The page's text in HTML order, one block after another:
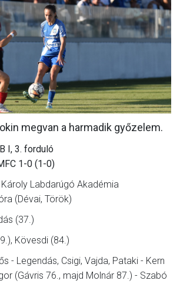
HÍREK
CSAPAT
MÉRKŐZÉSEK
JELENTKEZÉS
KLUB
GALÉRIA
ÉLMÉNYEK
SAJTÓ
megvan a harmadik győzelem.
I, 3. forduló
1-0 (1-0)
Labdarúgó Akadémia
(Dévai, Török)
(37.)
Kövesdi (84.)
- Legendás, Csigi, Vajda, Pataki - Kern
(Gávris 76., majd Molnár 87.) - Szabó